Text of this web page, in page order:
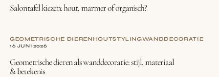
Salontafel kiezen: hout, marmer of organisch?
GEOMETRISCHE DIERENHOUTSTYLINGWANDDECORATIE
16 JUNI 2026
Geometrische dieren als wanddecoratie: stijl, materiaal
& betekenis